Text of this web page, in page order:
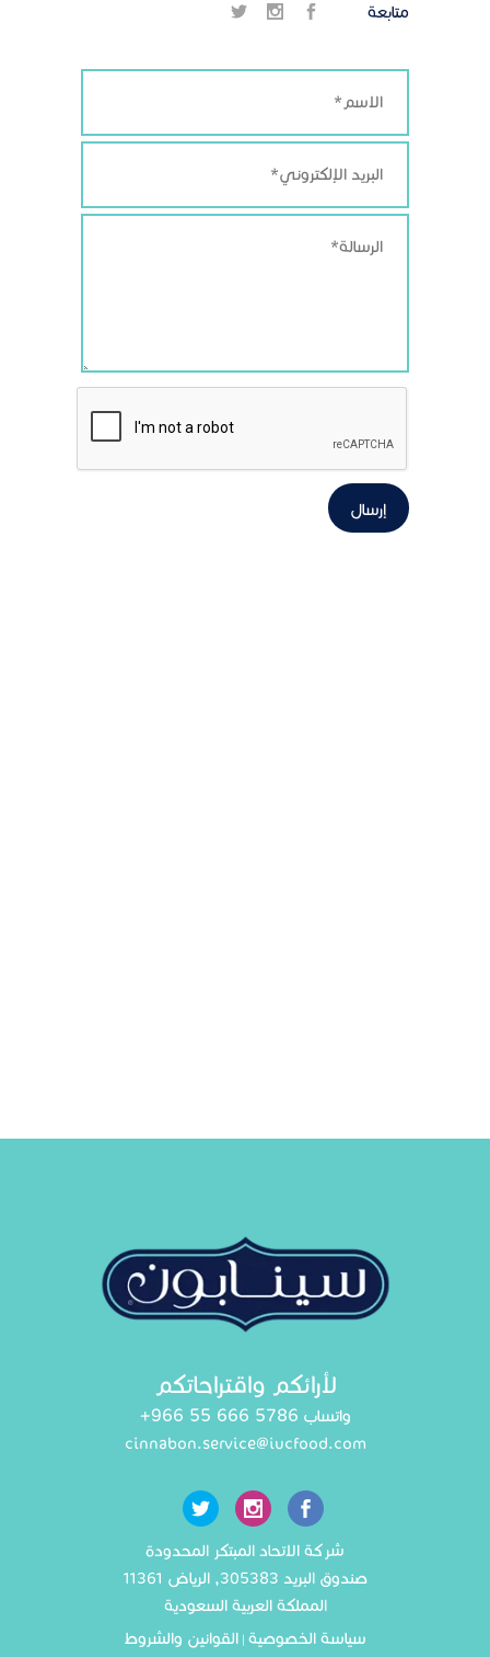
متابعة
لأرائكم واقتراحاتكم
واتساب +966 55 666 5786
cinnabon.service@iucfood.com
شركة الاتحاد المبتكر المحدودة
صندوق البريد 305383, الرياض 11361
المملكة العربية السعودية
سياسة الخصوصية | القوانين والشروط